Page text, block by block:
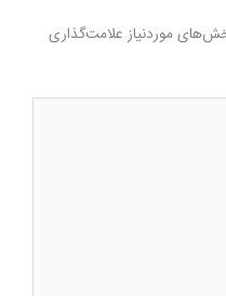
موردنیاز علامت‌گذاری